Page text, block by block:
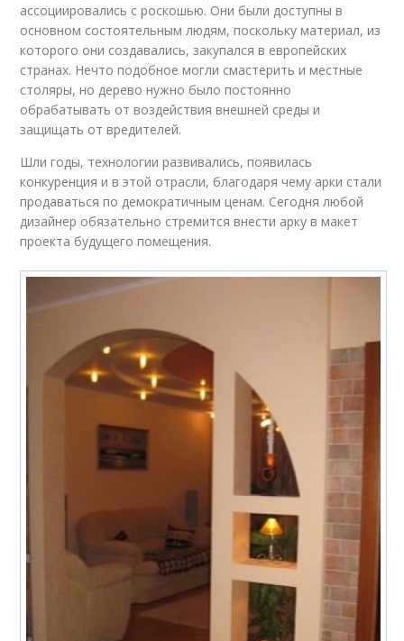
ассоциировались с роскошью. Они были доступны в
основном состоятельным людям, поскольку материал, из
которого они создавались, закупался в европейских
странах. Нечто подобное могли смастерить и местные
столяры, но дерево нужно было постоянно
обрабатывать от воздействия внешней среды и
защищать от вредителей.
Шли годы, технологии развивались, появилась
конкуренция и в этой отрасли, благодаря чему арки стали
продаваться по демократичным ценам. Сегодня любой
дизайнер обязательно стремится внести арку в макет
проекта будущего помещения.